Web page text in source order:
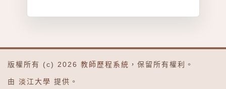
版權所有 (c) 2026 教師歷程系統 ，保留所有權利。
由 淡江大學 提供。